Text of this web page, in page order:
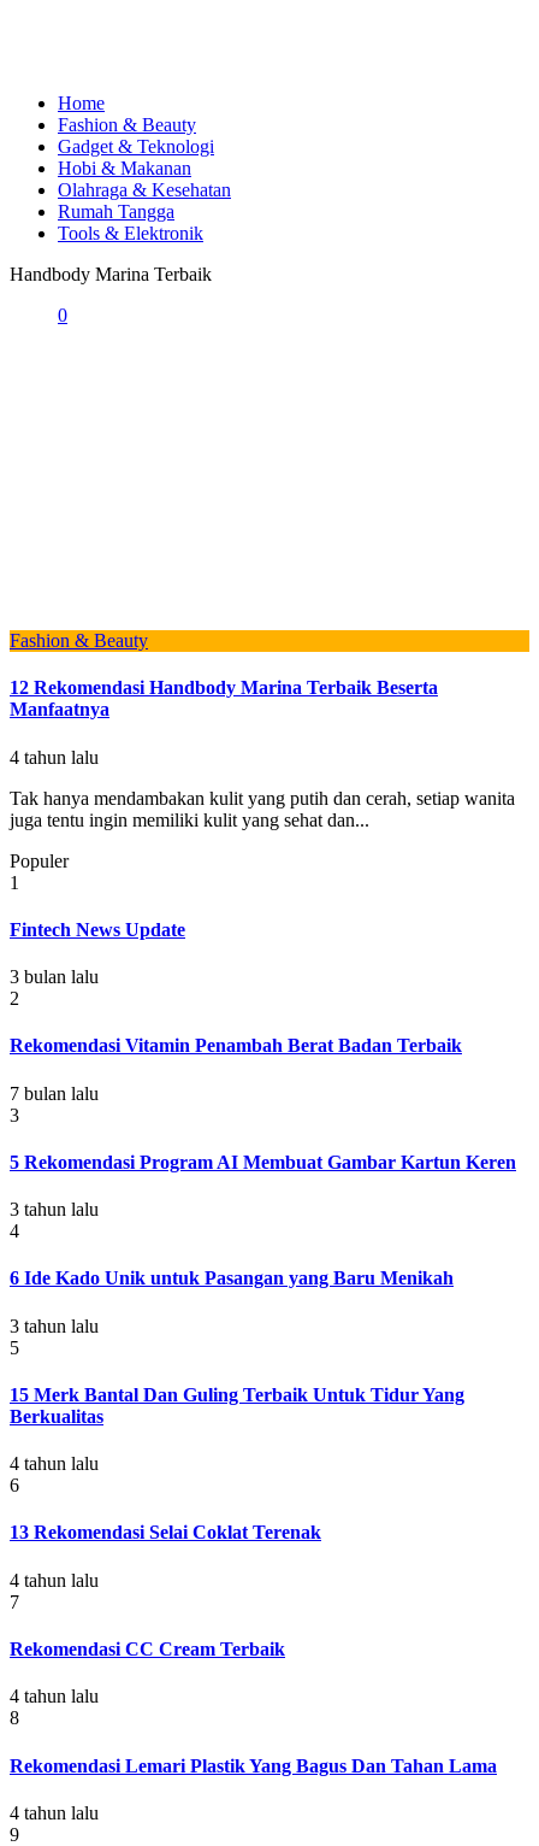
Home
Fashion & Beauty
Gadget & Teknologi
Hobi & Makanan
Olahraga & Kesehatan
Rumah Tangga
Tools & Elektronik
Handbody Marina Terbaik
0
Fashion & Beauty
12 Rekomendasi Handbody Marina Terbaik Beserta
Manfaatnya
4 tahun lalu
Tak hanya mendambakan kulit yang putih dan cerah, setiap wanita
juga tentu ingin memiliki kulit yang sehat dan...
Populer
1
Fintech News Update
3 bulan lalu
2
Rekomendasi Vitamin Penambah Berat Badan Terbaik
7 bulan lalu
3
5 Rekomendasi Program AI Membuat Gambar Kartun Keren
3 tahun lalu
4
6 Ide Kado Unik untuk Pasangan yang Baru Menikah
3 tahun lalu
5
15 Merk Bantal Dan Guling Terbaik Untuk Tidur Yang
Berkualitas
4 tahun lalu
6
13 Rekomendasi Selai Coklat Terenak
4 tahun lalu
7
Rekomendasi CC Cream Terbaik
4 tahun lalu
8
Rekomendasi Lemari Plastik Yang Bagus Dan Tahan Lama
4 tahun lalu
9